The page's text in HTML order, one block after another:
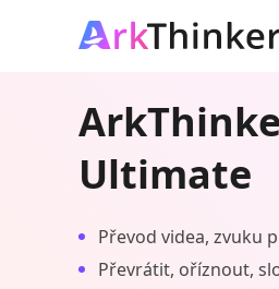
Ultimate
Převod videa, zvuku
Převrátit, oříznout,